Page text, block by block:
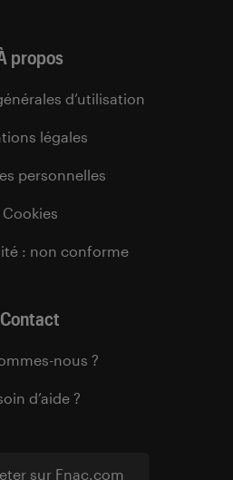
sur Fnac.com
propos
d’utilisation
légales
personnelles
Cookies
: non conforme
Contact
nous ?
d’aide ?